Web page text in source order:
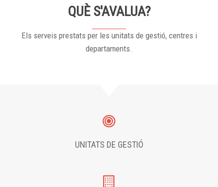
QUÈ S'AVALUA?
Els serveis prestats per les unitats de gestió, centres i
departaments.
UNITATS DE GESTIÓ